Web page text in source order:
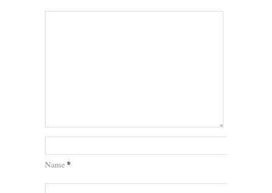
Name*